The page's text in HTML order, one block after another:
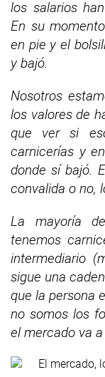
los salarios
En su
en pie y el
y bajó.
Nosotros
los valores de
que ver si
carnicerías y
donde sí bajó.
convalida o no,
La mayoría
tenemos
intermediario
sigue una
que la persona
no somos los
el mercado va